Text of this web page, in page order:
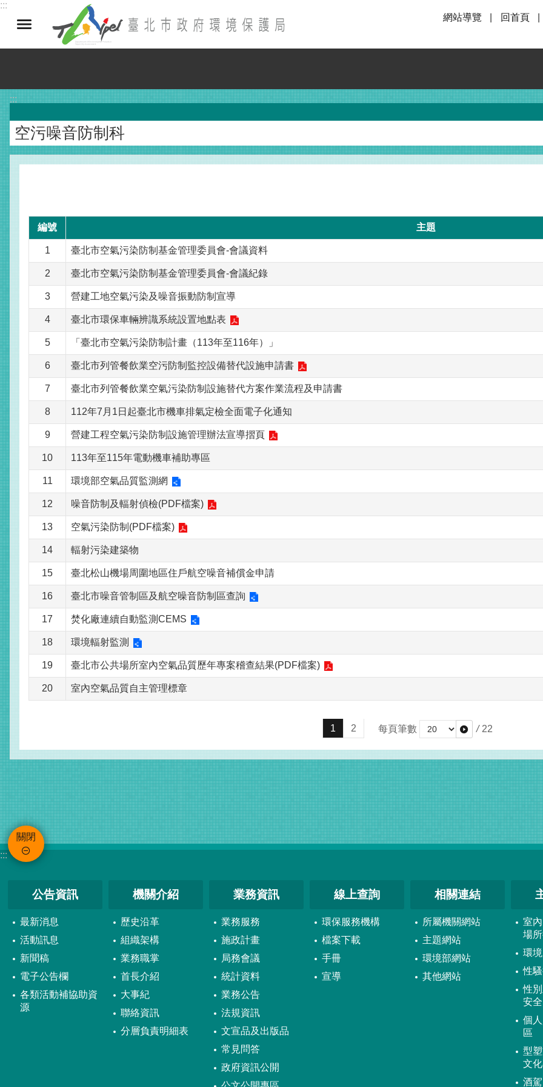
跳到主要內容區塊
:::
網站導覽
回首頁
:::
空污噪音防制科
編號 主題
1 臺北市空氣污染防制基金管理委員會-會議資料
2 臺北市空氣污染防制基金管理委員會-會議紀錄
3 營建工地空氣污染及噪音振動防制宣導
4 臺北市環保車輛辨識系統設置地點表
5 「臺北市空氣污染防制計畫（113年至116年）」
6 臺北市列管餐飲業空污防制監控設備替代設施申請書
7 臺北市列管餐飲業空氣污染防制設施替代方案作業流程及申請書
8 112年7月1日起臺北市機車排氣定檢全面電子化通知
9 營建工程空氣污染防制設施管理辦法宣導摺頁
10 113年至115年電動機車補助專區
11 環境部空氣品質監測網
12 噪音防制及輻射偵檢(PDF檔案)
13 空氣污染防制(PDF檔案)
14 輻射污染建築物
15 臺北松山機場周圍地區住戶航空噪音補償金申請
16 臺北市噪音管制區及航空噪音防制區查詢
17 焚化廠連續自動監測CEMS
18 環境輻射監測
19 臺北市公共場所室內空氣品質歷年專案稽查結果(PDF檔案)
20 室內空氣品質自主管理標章
1 2 每頁筆數 / 22
關閉
:::
公告資訊
最新消息
活動訊息
新聞稿
電子公告欄
各類活動補協助資
源
機關介紹
歷史沿革
組織架構
業務職掌
首長介紹
大事紀
聯絡資訊
分層負責明細表
業務資訊
業務服務
施政計畫
局務會議
統計資料
業務公告
法規資訊
文宣品及出版品
常見問答
政府資訊公開
線上查詢
環保服務機構
檔案下載
手冊
宣導
相關連結
所屬機關網站
主題網站
環境部網站
其他網站
室
場
環
性
性
安
個
區
型
文
酒